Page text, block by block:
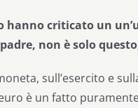
criticato un
non è solo
sull’esercito e
è un fatto